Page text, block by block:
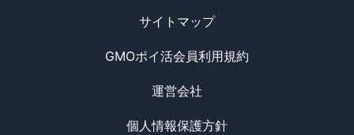
サイトマップ
GMOポイ活会員利用規約
運営会社
個人情報保護方針